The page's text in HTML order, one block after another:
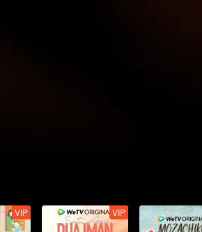
VIP VIP